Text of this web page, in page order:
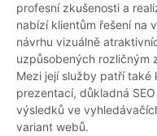
profesní zkušenosti a
nabízí klientům řešení na
návrhu vizuálně
uzpůsobených rozličným
Mezi její služby patří také
prezentací, důkladná
výsledků ve
variant webů.